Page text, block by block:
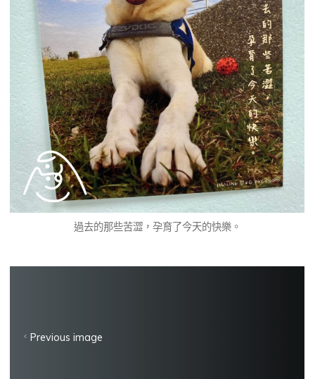
過去的那些苦澀，孕育了今天的快樂。
Previous image